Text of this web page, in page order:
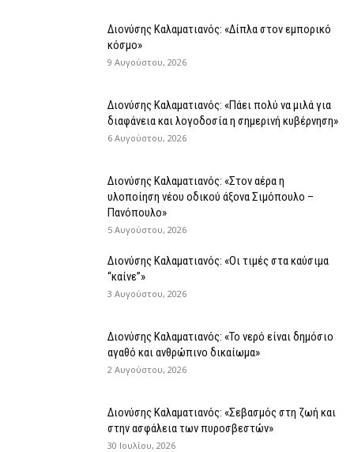
Διονύσης Καλαματιανός: «Δίπλα στον εμπορικό
κόσμο»
9 Αυγούστου, 2026
Διονύσης Καλαματιανός: «Πάει πολύ να μιλά για
διαφάνεια και λογοδοσία η σημερινή κυβέρνηση»
6 Αυγούστου, 2026
Διονύσης Καλαματιανός: «Στον αέρα η
υλοποίηση νέου οδικού άξονα Σιμόπουλο –
Πανόπουλο»
5 Αυγούστου, 2026
Διονύσης Καλαματιανός: «Οι τιμές στα καύσιμα
“καίνε”»
3 Αυγούστου, 2026
Διονύσης Καλαματιανός: «Το νερό είναι δημόσιο
αγαθό και ανθρώπινο δικαίωμα»
2 Αυγούστου, 2026
Διονύσης Καλαματιανός: «Σεβασμός στη ζωή και
στην ασφάλεια των πυροσβεστών»
30 Ιουλίου, 2026